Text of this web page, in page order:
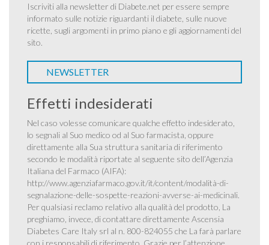
Iscriviti alla newsletter di Diabete.net per essere sempre
informato sulle notizie riguardanti il diabete, sulle nuove
ricette, sugli argomenti in primo piano e gli aggiornamenti del
sito.
NEWSLETTER
Effetti indesiderati
Nel caso volesse comunicare qualche effetto indesiderato,
lo segnali al Suo medico od al Suo farmacista, oppure
direttamente alla Sua struttura sanitaria di riferimento
secondo le modalità riportate al seguente sito dell’Agenzia
Italiana del Farmaco (AIFA):
http://www.agenziafarmaco.gov.it/it/content/modalità-di-
segnalazione-delle-sospette-reazioni-avverse-ai-medicinali.
Per qualsiasi reclamo relativo alla qualità del prodotto, La
preghiamo, invece, di contattare direttamente Ascensia
Diabetes Care Italy srl al n. 800-824055 che La farà parlare
con i responsabili di riferimento. Grazie per l’attenzione.